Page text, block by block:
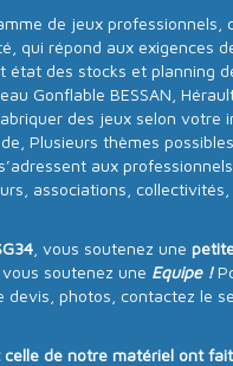
de jeux professionnels,
qui répond aux exigences
état des stocks et planning
Gonflable BESSAN,
des jeux selon votre
Plusieurs thèmes
aux
associations,
, vous soutenez une
soutenez une Equipe !
photos, contactez le
de notre matériel ont fait